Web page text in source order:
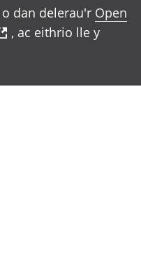
dan delerau'r Open
, ac eithrio lle y